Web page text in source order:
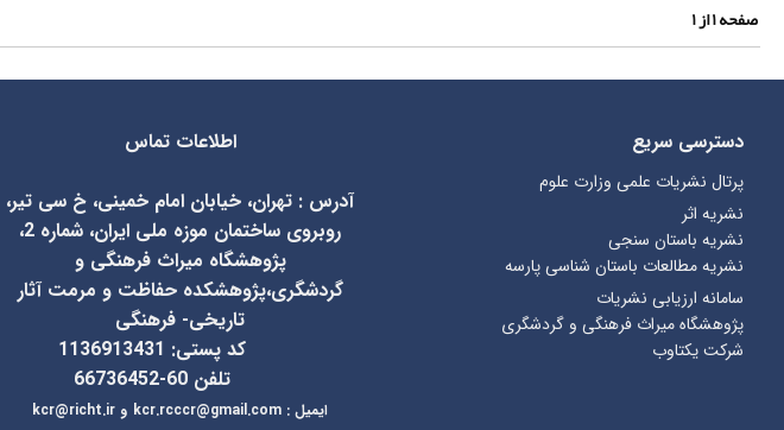
صفحه۱از۱
دسترسی سریع
پرتال نشریات علمی وزارت علوم
نشریه اثر
نشریه باستان سنجی
نشریه مطالعات باستان شناسی پارسه
سامانه ارزیابی نشریات
پژوهشگاه میراث فرهنگی و گردشگری
شرکت یکتاوب
اطلاعات تماس
آدرس : تهران، خیابان امام خمینی، خ سی تیر،
روبروی ساختمان موزه ملی ایران، شماره 2،
پژوهشگاه میراث فرهنگی و
گردشگری،پژوهشکده حفاظت و مرمت آثار
تاریخی- فرهنگی
کد پستی: 1136913431
تلفن 60-66736452
ایمیل: و kcr.rcccr@gmail.com